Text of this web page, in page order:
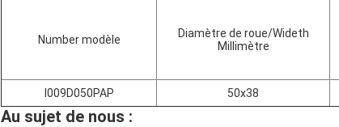
Number modèle
Diamètre de roue/Wideth
Millimètre
I009D050PAP 50x38
Au sujet de nous :